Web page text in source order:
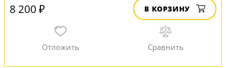
8 200 ₽ В КОРЗИНУ